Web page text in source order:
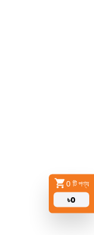
0 টি পণ্য
৳0